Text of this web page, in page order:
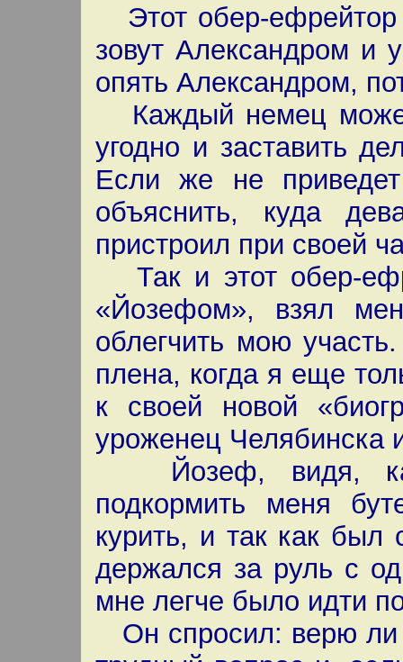
Этот обер-ефрейтор
зовут Александром и
опять Александром,
Каждый немец может
угодно и заставить
Если же не
объяснить, куда
пристроил при своей
Так и этот обер-
«Йозефом», взял
облегчить мою
плена, когда я еще
к своей новой
уроженец Челябинска
Йозеф, видя,
подкормить меня
курить, и так как
держался за руль с
мне легче было идти
Он спросил: верю ли